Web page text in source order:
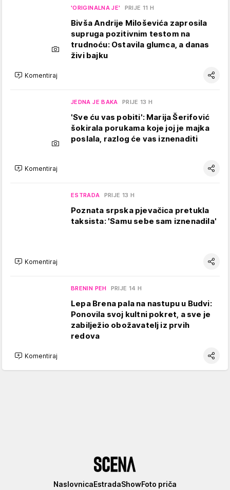
'ORIGINALNA JE' PRIJE 11 H
Bivša Andrije Miloševića zaprosila
supruga pozitivnim testom na
trudnoću: Ostavila glumca, a danas
živi bajku
Komentiraj
JEDNA JE BAKA PRIJE 13 H
'Sve ću vas pobiti': Marija Šerifović
šokirala porukama koje joj je majka
poslala, razlog će vas iznenaditi
Komentiraj
ESTRADA PRIJE 13 H
Poznata srpska pjevačica pretukla
taksista: 'Samu sebe sam iznenadila'
Komentiraj
BRENIN PEH PRIJE 14 H
Lepa Brena pala na nastupu u Budvi:
Ponovila svoj kultni pokret, a sve je
zabilježio obožavatelj iz prvih
redova
Komentiraj
NaslovnicaEstradaShowFoto priča